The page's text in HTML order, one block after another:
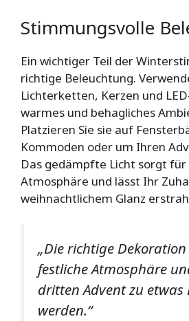
Stimmungsvolle
Ein wichtiger Teil der
richtige Beleuchtung.
Lichterketten, Kerzen und
warmes und behagliches
Platzieren Sie sie auf
Kommoden oder um Ihren
Das gedämpfte Licht sorgt
Atmosphäre und lässt Ihr
weihnachtlichem Glanz
„Die richtige
festliche Atmosphäre
dritten Advent zu etwas
werden.“